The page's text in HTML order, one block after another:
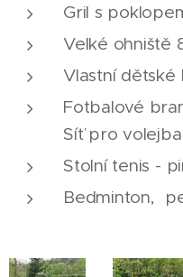
Gril s
Velké ohniště
Vlastní
Fotbalové
Síť pro
Stolní tenis -
Bedminton,